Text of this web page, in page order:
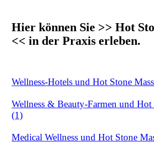
Hier können Sie >> Hot
<< in der Praxis erleben.
Wellness-Hotels und Hot Stone
Wellness & Beauty-Farmen und Hot
(1)
Medical Wellness und Hot Stone